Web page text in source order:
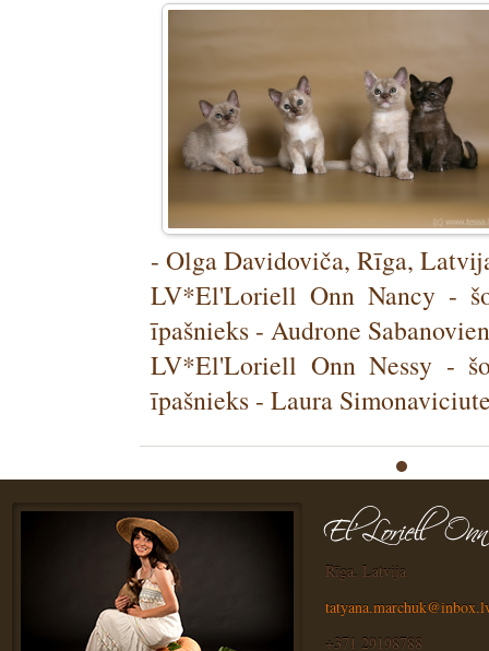
- Olga Davidoviča, Rīga,
LV*El'Loriell Onn Nancy -
īpašnieks - Audrone
LV*El'Loriell Onn Nessy -
īpašnieks - Laura
Rīga, Latvija
+371 29198788